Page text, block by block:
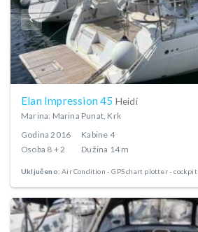
Elan Impression 45 Heidi
Marina: Marina Punat, Krk
Godina 2016 Kabine 4
Osoba 8 + 2 Dužina 14 m
Uključeno: Air Condition GPS chart plotter - cockpit